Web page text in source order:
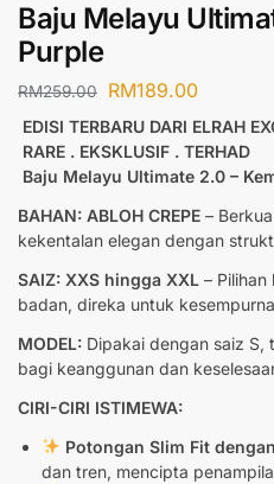
Baju Melayu
Purple
RM259.00 RM189.00
EDISI TERBARU DARI ELRAH
RARE . EKSKLUSIF . TERHAD
Baju Melayu Ultimate 2.0 –
BAHAN: ABLOH CREPE –
kekentalan elegan dengan
SAIZ: XXS hingga XXL –
badan, direka untuk
MODEL: Dipakai dengan saiz S,
bagi keanggunan dan
CIRI-CIRI ISTIMEWA:
Potongan Slim Fit
dan tren, mencipta